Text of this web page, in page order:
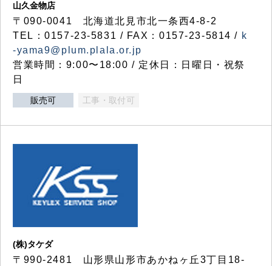
山久金物店
〒090-0041 北海道北見市北一条西4-8-2
TEL：0157-23-5831 / FAX：0157-23-5814 / k
-yama9@plum.plala.or.jp
営業時間：9:00〜18:00 / 定休日：日曜日・祝祭
日
販売可 工事・取付可
(株)タケダ
〒990-2481 山形県山形市あかねヶ丘3丁目18-